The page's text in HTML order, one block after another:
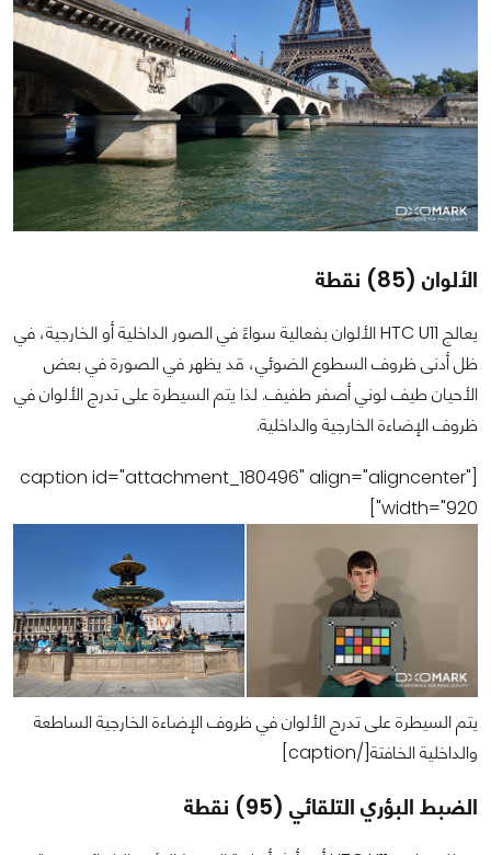
الألوان (85) نقطة
يعالج HTC U11 الألوان بفعالية سواءً في الصور الداخلية أو الخارجية، في
ظل أدنى ظروف السطوع الضوئي، قد يظهر في الصورة في بعض
الأحيان طيف لوني أصفر طفيف. لذا يتم السيطرة على تدرج الألوان في
ظروف الإضاءة الخارجية والداخلية.
[caption id="attachment_180496" align="aligncenter"
width="920"]
يتم السيطرة على تدرج الألوان في ظروف الإضاءة الخارجية الساطعة
والداخلية الخافتة[/caption]
الضبط البؤري التلقائي (95) نقطة